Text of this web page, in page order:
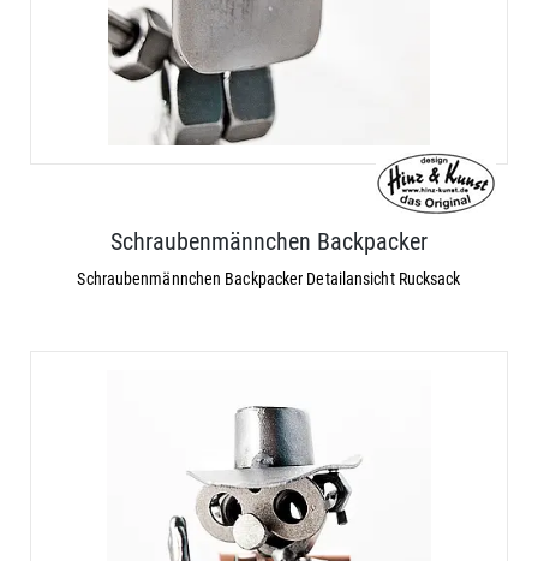
Schraubenmännchen Backpacker
Schraubenmännchen Backpacker Detailansicht Rucksack